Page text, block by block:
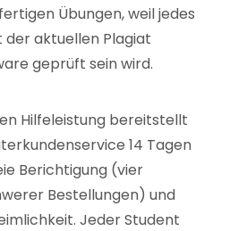
Übungen, weil jedes
aktuellen Plagiat
geprüft sein wird.
Hilfeleistung bereitstellt
14 Tagen
Berichtigung (vier
Bestellungen) und
Jeder Student